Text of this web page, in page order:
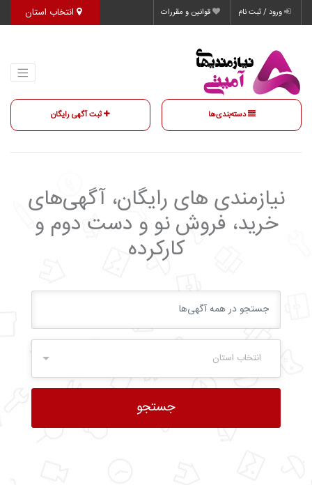
انتخاب استان قوانین و مقررات ورود / ثبت نام
دسته‌بندی‌ها ثبت آگهی رایگان
نیازمندی‌ های رایگان، آگهی‌های
خرید، فروش نو و دست دوم و
کارکرده
انتخاب استان